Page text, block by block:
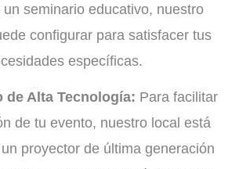
un seminario educativo, nuestro
configurar para satisfacer tus
específicas.
de Alta Tecnología: Para facilitar
de tu evento, nuestro local está
proyector de última generación